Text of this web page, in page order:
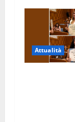
Attualità